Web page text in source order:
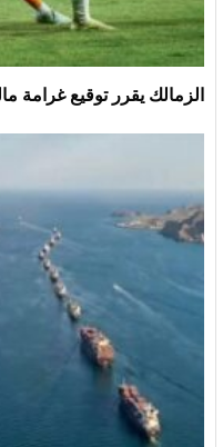
الزمالك يقرر توقيع غرامة